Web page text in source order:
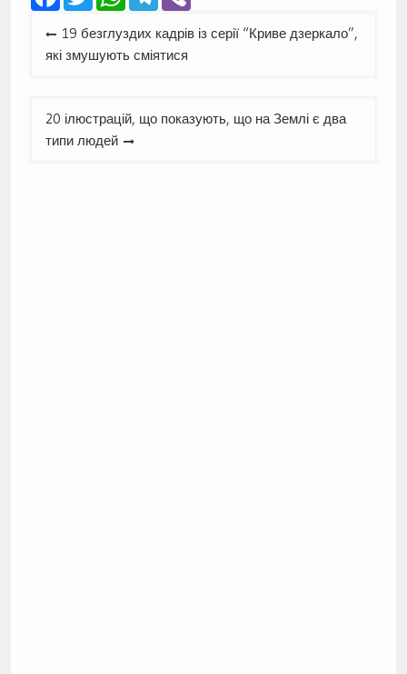
Навігація
записів
19 безглуздих кадрів із серії “Криве дзеркало”,
які змушують сміятися
20 ілюстрацій, що показують, що на Землі є два
типи людей